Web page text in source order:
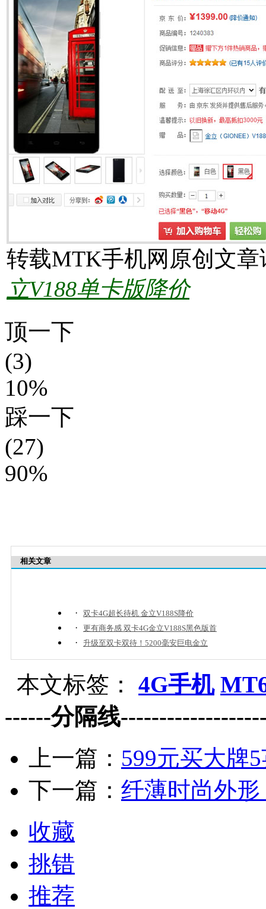
转载MTK手机网原创文
立V188单卡版降价
顶一下
(3)
10%
踩一下
(27)
90%
相关文章
· 双卡4G超长待机 金立V188S降价
· 更有商务感 双卡4G金立V188S黑色版首
· 升级至双卡双待！5200毫安巨电金立
本文标签： 4G手机
------分隔线
上一篇： 599元买大牌
下一篇： 纤薄时尚外形
收藏
挑错
推荐